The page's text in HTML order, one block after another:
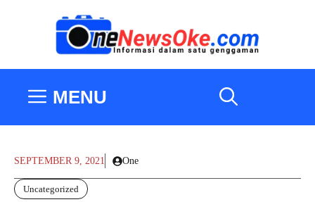
MENU
SEPTEMBER 9, 2021 One
Uncategorized